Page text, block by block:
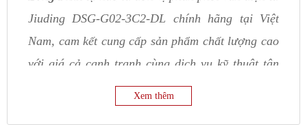
Jiuding DSG-G02-3C2-DL chính hãng tại Việt
Nam, cam kết cung cấp sản phẩm chất lượng cao
với giá cả cạnh tranh cùng dịch vụ kỹ thuật tận
Van điện từ Jiuding DSG-G02-
3C2-DL là gì?
Xem thêm